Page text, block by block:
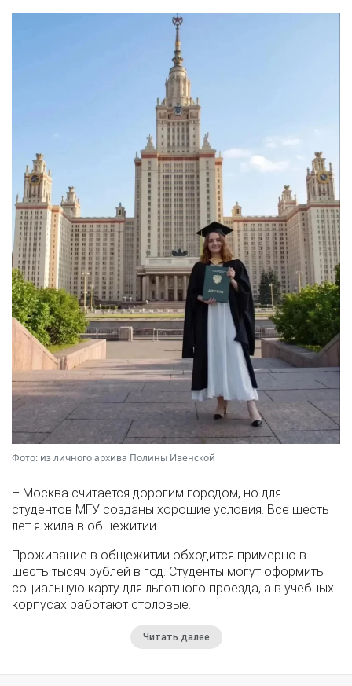
Фото: из личного архива Полины Ивенской
– Москва считается дорогим городом, но для
студентов МГУ созданы хорошие условия. Все шесть
лет я жила в общежитии.
Проживание в общежитии обходится примерно в
шесть тысяч рублей в год. Студенты могут оформить
социальную карту для льготного проезда, а в учебных
корпусах работают столовые.
Читать далее